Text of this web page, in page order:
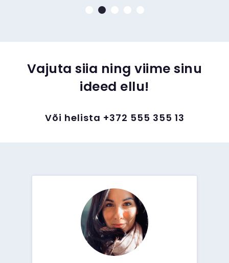
Vajuta siia ning viime sinu
ideed ellu!
Või helista +372 555 355 13